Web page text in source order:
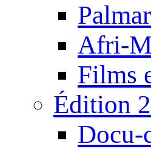
Afri-
Films
Édition
Docu-